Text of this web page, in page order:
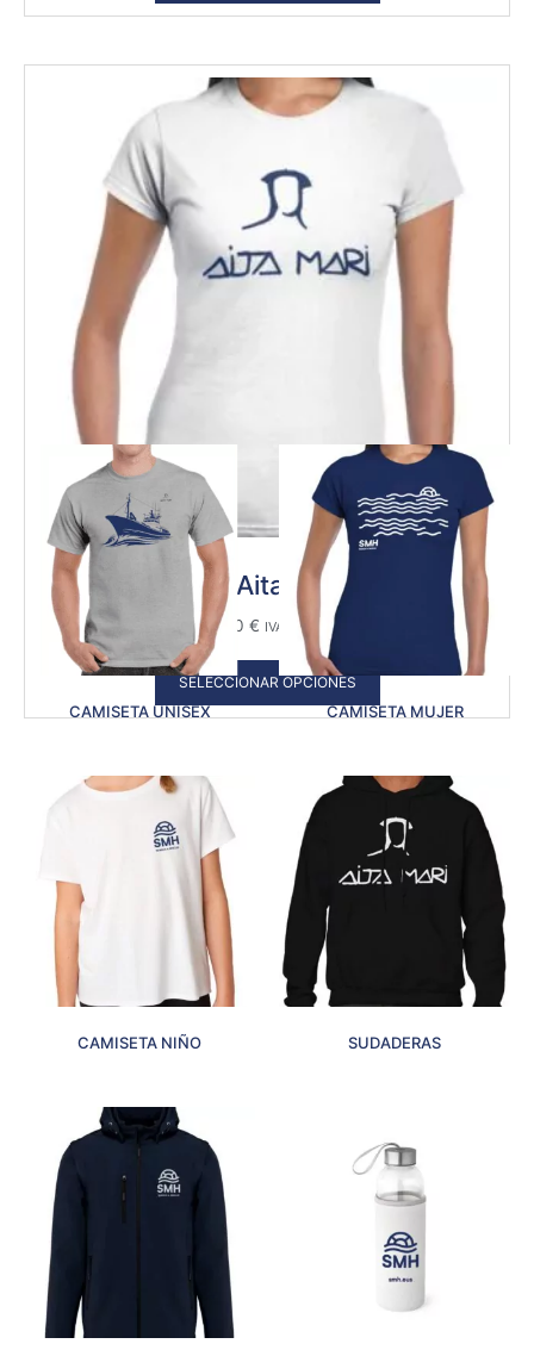
Camiseta Aita Mari Mujer
20,00 € IVA Incluido
SELECCIONAR OPCIONES
CAMISETA UNISEX CAMISETA MUJER
CAMISETA NIÑO SUDADERAS